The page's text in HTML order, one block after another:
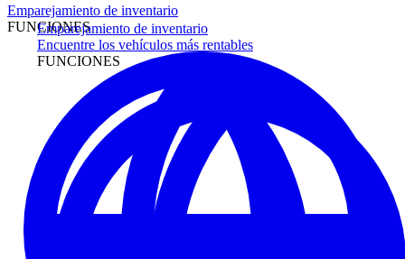
Emparejamiento de inventario
Encuentre los vehículos más rentables
FUNCIONES
Emparejamiento de inventario
FUNCIONES